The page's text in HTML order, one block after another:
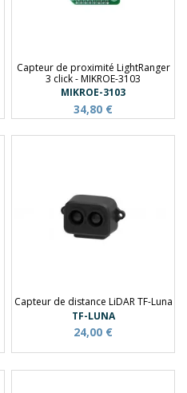
Capteur de proximité LightRanger
3 click - MIKROE-3103
MIKROE-3103
34,80 €
Capteur de distance LiDAR TF-Luna
TF-LUNA
24,00 €